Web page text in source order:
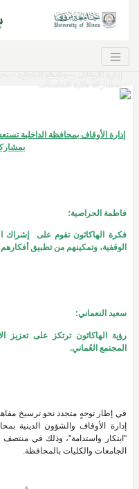
إدارة الأوقاف بمحافظة الداخلية
بمشاركة طلبة الجامعات
إدارة الأوقاف بمحافظة الداخلية
فاطمة الحراصية:
فكرة الهاكاثون تقوم على إشراك
الوقفية، وتمكينهم من تطبيق
سعيد النعماني:
رؤية الهاكاثون ترتكز على تعزيز
المجتمع العُماني.
في إطار توجهٍ متجدد نحو ترسيخ
إدارة الأوقاف والشؤون الدينية
الجامعات والكليات بالمحافظة.